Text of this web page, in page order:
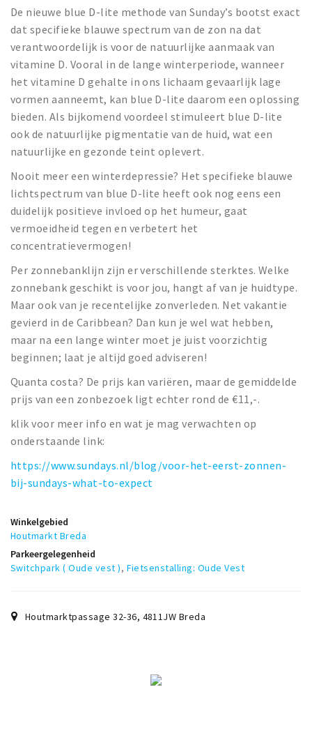
Baroniepoorten
Sport
Privacy
Inloggen
De nieuwe blue D-lite methode van Sunday’s bootst exact
dat specifieke blauwe spectrum van de zon na dat
verantwoordelijk is voor de natuurlijke aanmaak van
vitamine D. Vooral in de lange winterperiode, wanneer
het vitamine D gehalte in ons lichaam gevaarlijk lage
vormen aanneemt, kan blue D-lite daarom een oplossing
bieden. Als bijkomend voordeel stimuleert blue D-lite
ook de natuurlijke pigmentatie van de huid, wat een
natuurlijke en gezonde teint oplevert.
Nooit meer een winterdepressie? Het specifieke blauwe
lichtspectrum van blue D-lite heeft ook nog eens een
duidelijk positieve invloed op het humeur, gaat
vermoeidheid tegen en verbetert het
concentratievermogen!
Per zonnebanklijn zijn er verschillende sterktes. Welke
zonnebank geschikt is voor jou, hangt af van je huidtype.
Maar ook van je recentelijke zonverleden. Net vakantie
gevierd in de Caribbean? Dan kun je wel wat hebben,
maar na een lange winter moet je juist voorzichtig
beginnen; laat je altijd goed adviseren!
Quanta costa? De prijs kan variëren, maar de gemiddelde
prijs van een zonbezoek ligt echter rond de €11,-.
klik voor meer info en wat je mag verwachten op
onderstaande link:
https://www.sundays.nl/blog/voor-het-eerst-zonnen-
bij-sundays-what-to-expect
Winkelgebied
Houtmarkt Breda
Parkeergelegenheid
Switchpark ( Oude vest ), Fietsenstalling: Oude Vest
Houtmarktpassage 32-36, 4811JW Breda